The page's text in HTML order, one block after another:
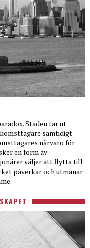
Staden tar ut
samtidigt
närvaro för
en form av
väljer att flytta till
påverkar och utmanar